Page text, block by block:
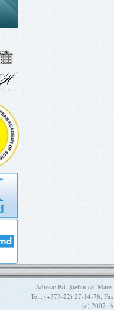
Adresa: Bd. Ştefan cel
Tel.: (+373-22) 27-14-78,
(c) 2007.